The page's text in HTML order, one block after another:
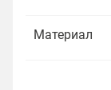
Материал